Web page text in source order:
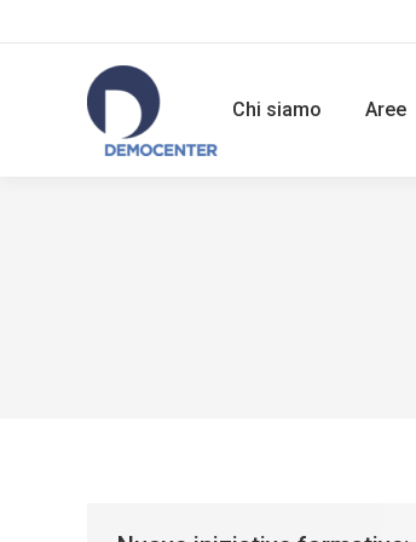
Chi siamo Aree